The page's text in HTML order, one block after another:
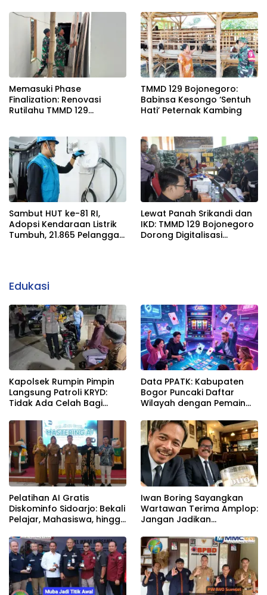
SUTET 500 kV Paiton–
Watudodol/Kalipuro
Memasuki Phase
Finalization: Renovasi
Rutilahu TMMD 129
TMMD 129 Bojonegoro:
Babinsa Kesongo ‘Sentuh
Hati’ Peternak Kambing
Sambut HUT ke-81 RI,
Adopsi Kendaraan Listrik
Tumbuh, 21.865 Pelanggan
Lewat Panah Srikandi dan
IKD: TMMD 129 Bojonegoro
Dorong Digitalisasi
Edukasi
Kapolsek Rumpin Pimpin
Langsung Patroli KRYD:
Tidak Ada Celah Bagi
Wilayah Rumpin
Data PPATK: Kabupaten
Bogor Puncaki Daftar
Wilayah dengan Pemain
Indonesia
Pelatihan AI Gratis
Diskominfo Sidoarjo: Bekali
Pelajar, Mahasiswa, hingga
Digital
Iwan Boring Sayangkan
Wartawan Terima Amplop:
Jangan Jadikan
Independensi